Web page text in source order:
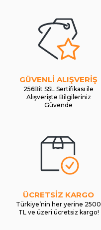
GÜVENLİ ALIŞVERİŞ
256Bit SSL Sertifikası ile
Alışverişte Bilgileriniz
Güvende
ÜCRETSİZ KARGO
Türkiye’nin her yerine 2500
TL ve üzeri ücretsiz kargo!